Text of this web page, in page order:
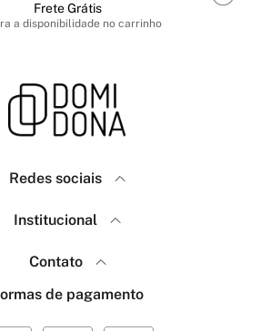
Frete Grátis
a disponibilidade no carrinho
Redes sociais
Menina Fashion
Institucional
Política de Privacidade
Trocas e Devoluções
Contato
(18) 99767-7463
de pagamento